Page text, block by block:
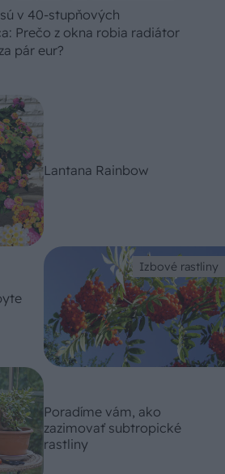
v 40-stupňových
Prečo z okna robia radiátor
pár eur?
Lantana Rainbow
Izbové rastliny
Poradíme vám, ako
zazimovať subtropické
rastliny